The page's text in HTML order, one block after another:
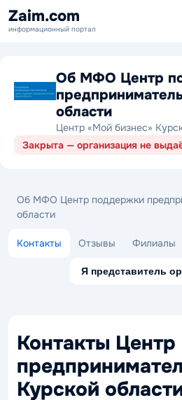
Zaim.com
информационный портал
Об МФО Центр
области
Центр «Мой бизнес»
Закрыта — организация не
Об МФО Центр поддержки
области
Контакты Отзывы Филиалы
Я представитель
Контакты
Курской